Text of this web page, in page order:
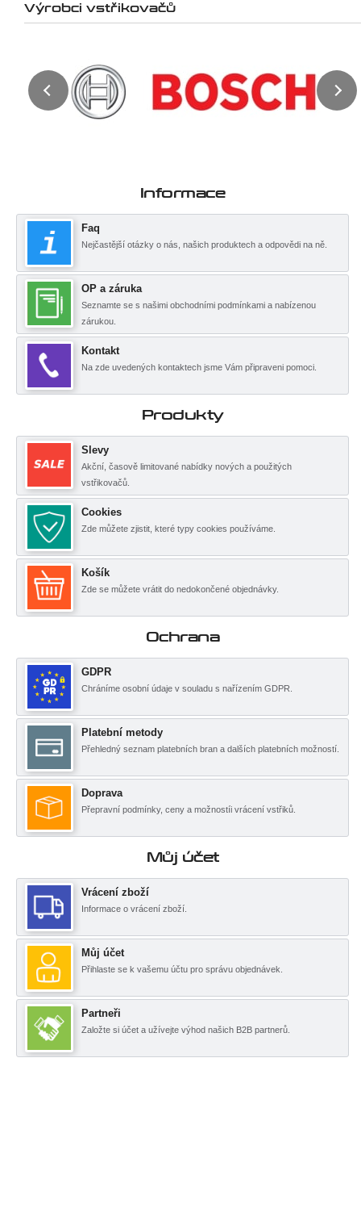
Výrobci vstřikovačů
Informace
Faq
Nejčastější otázky o nás, našich produktech a odpovědi na ně.
OP a záruka
Seznamte se s našimi obchodními podmínkami a nabízenou
zárukou.
Kontakt
Na zde uvedených kontaktech jsme Vám připraveni pomoci.
Produkty
Slevy
Akční, časově limitované nabídky nových a použitých
vstřikovačů.
Cookies
Zde můžete zjistit, které typy cookies používáme.
Košík
Zde se můžete vrátit do nedokončené objednávky.
Ochrana
GDPR
Chráníme osobní údaje v souladu s nařízením GDPR.
Platební metody
Přehledný seznam platebních bran a dalších platebních možností.
Doprava
Přepravní podmínky, ceny a možnostíi vrácení vstřiků.
Můj účet
Vrácení zboží
Informace o vrácení zboží.
Můj účet
Přihlaste se k vašemu účtu pro správu objednávek.
Partneři
Založte si účet a užívejte výhod našich B2B partnerů.